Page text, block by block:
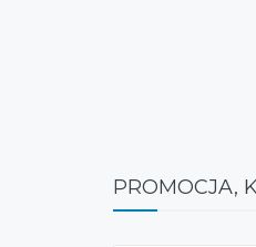
PROMOCJA,